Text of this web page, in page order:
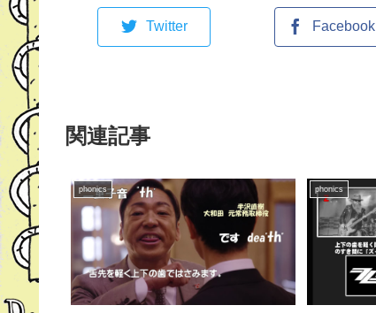
Twitter Facebook
関連記事
phonics phonics